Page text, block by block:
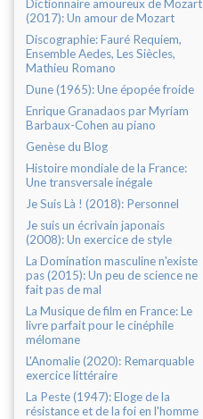
Dictionnaire amoureux de Mozart
(2017): Un amour de Mozart
Discographie: Fauré Requiem,
Ensemble Aedes, Les Siècles,
Mathieu Romano
Dune (1965): Une épopée froide
Enrique Granadaos par Myriam
Barbaux-Cohen au piano
Genèse du Blog
Histoire mondiale de la France:
Une transversale inégale
Je Suis Là ! (2018): Personnel
Je suis un écrivain japonais
(2008): Un exercice de style
La Domination masculine n'existe
pas (2015): Un peu de science ne
fait pas de mal
La Musique de film en France: Le
livre parfait pour le cinéphile
mélomane
L'Anomalie (2020): Remarquable
exercice littéraire
La Peste (1947): Eloge de la
résistance et de la foi en l'homme